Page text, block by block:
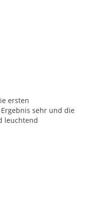
ersten
sehr und die
leuchtend